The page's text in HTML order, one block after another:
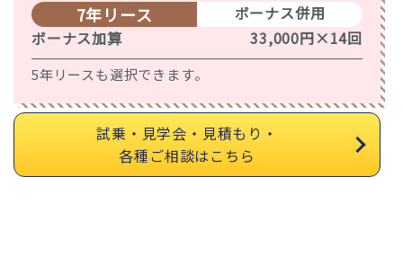
7年リース
ボーナス併用
ボーナス加算
33,000円×14回
5年リースも選択できます。
試乗・見学会・見積もり・
各種ご相談はこちら